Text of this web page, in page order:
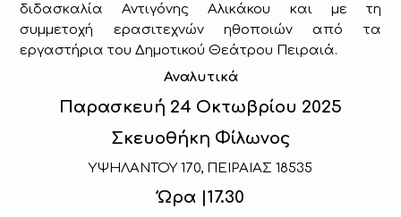
διδασκαλία Αντιγόνης Αλικάκου και με τη
συμμετοχή ερασιτεχνών ηθοποιών από τα
εργαστήρια του Δημοτικού Θεάτρου Πειραιά.
Αναλυτικά
Παρασκευή 24 Οκτωβρίου 2025
Σκευοθήκη Φίλωνος
ΥΨΗΛΑΝΤΟΥ 170, ΠΕΙΡΑΙΑΣ 18535
Ώρα |17.30